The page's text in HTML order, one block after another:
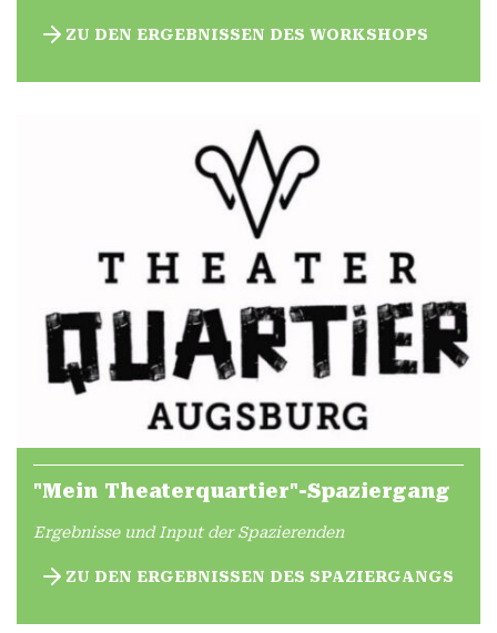
ZU DEN ERGEBNISSEN DES WORKSHOPS
"Mein Theaterquartier"-Spaziergang
Ergebnisse und Input der Spazierenden
ZU DEN ERGEBNISSEN DES SPAZIERGANGS